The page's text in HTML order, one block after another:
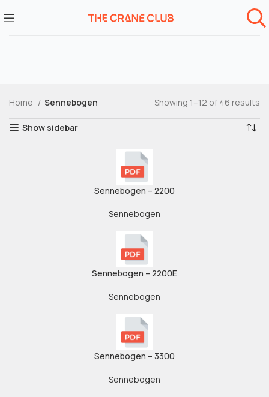
Home Sennebogen Showing 1–12 of 46 results
Show sidebar
Sennebogen – 2200
Sennebogen
Sennebogen – 2200E
Sennebogen
Sennebogen – 3300
Sennebogen